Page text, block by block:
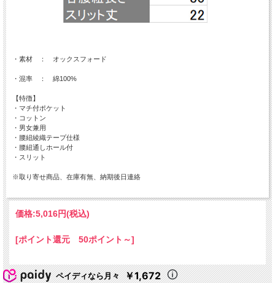
・素材 ： オックスフォード
・混率 ： 綿100%
【特徴】
・マチ付ポケット
・コットン
・男女兼用
・腰紐綾織テープ仕様
・腰紐通しホール付
・スリット
※取り寄せ商品、在庫有無、納期後日連絡
価格:5,016円(税込)
[ポイント還元 50ポイント～]
ペイディなら月々 ￥1,672